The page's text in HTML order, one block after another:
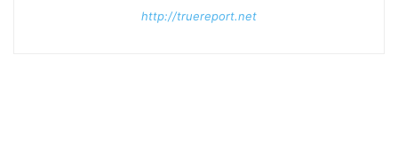
http://truereport.net